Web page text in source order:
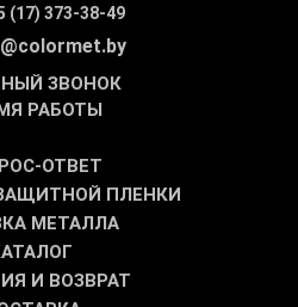
(17) 373-38-49
ЗВОНОК
РАБОТЫ
ОТВЕТ
ПЛЕНКИ
МЕТАЛЛА
И ВОЗВРАТ